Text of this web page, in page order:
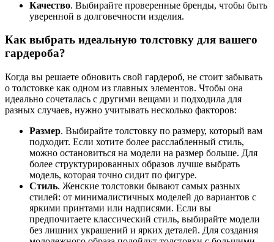
Качество. Выбирайте проверенные бренды, чтобы быть
уверенной в долговечности изделия.
Как выбрать идеальную толстовку для вашего
гардероба?
Когда вы решаете обновить свой гардероб, не стоит забывать
о толстовке как одном из главных элементов. Чтобы она
идеально сочеталась с другими вещами и подходила для
разных случаев, нужно учитывать несколько факторов:
Размер. Выбирайте толстовку по размеру, который вам
подходит. Если хотите более расслабленный стиль,
можно остановиться на модели на размер больше. Для
более структурированных образов лучше выбрать
модель, которая точно сидит по фигуре.
Стиль. Женские толстовки бывают самых разных
стилей: от минималистичных моделей до вариантов с
яркими принтами или надписями. Если вы
предпочитаете классический стиль, выбирайте модели
без лишних украшений и ярких деталей. Для создания